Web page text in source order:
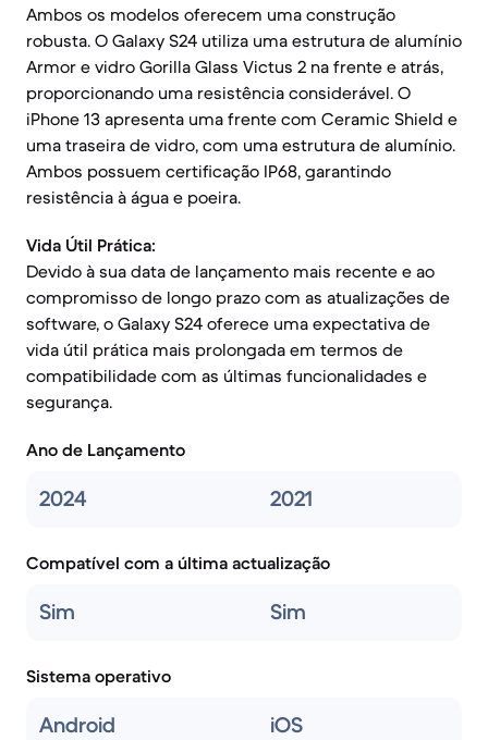
Ambos os modelos oferecem uma construção
robusta. O Galaxy S24 utiliza uma estrutura de alumínio
Armor e vidro Gorilla Glass Victus 2 na frente e atrás,
proporcionando uma resistência considerável. O
iPhone 13 apresenta uma frente com Ceramic Shield e
uma traseira de vidro, com uma estrutura de alumínio.
Ambos possuem certificação IP68, garantindo
resistência à água e poeira.
Vida Útil Prática:
Devido à sua data de lançamento mais recente e ao
compromisso de longo prazo com as atualizações de
software, o Galaxy S24 oferece uma expectativa de
vida útil prática mais prolongada em termos de
compatibilidade com as últimas funcionalidades e
segurança.
Ano de Lançamento
2024 2021
Compatível com a última actualização
Sim Sim
Sistema operativo
Android iOS